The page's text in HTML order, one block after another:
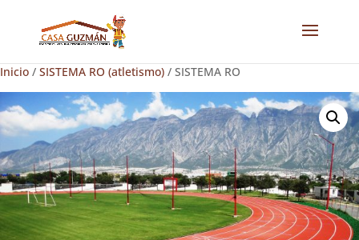
Inicio / SISTEMA RO (atletismo) / SISTEMA RO